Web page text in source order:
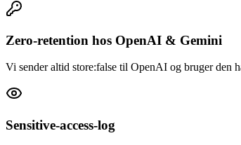
Zero-retention hos OpenAI & Gemini
Vi sender altid store:false til OpenAI og bruger den
Sensitive-access-log